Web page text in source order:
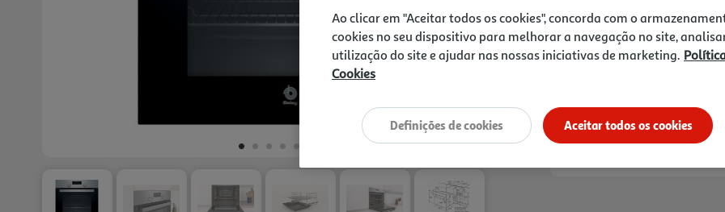
tarefas enquanto os seus
avisará assim que
resistência. Com 7 modos
3D, turbo grill, assar, forno
Receba em casa a 11/08/2026 , se
1h
Recolha em loja Express*
3h Recolha Drive*
Ao clicar em "Aceitar todos os cookies", concorda com o
cookies no seu dispositivo para melhorar a navegação no site,
utilização do site e ajudar nas nossas iniciativas de marketing.
Cookies
Aceitar todos os cookies
Definições de cookies